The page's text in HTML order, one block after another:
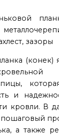
зазоры
(конек)
и
кровли. В
а также